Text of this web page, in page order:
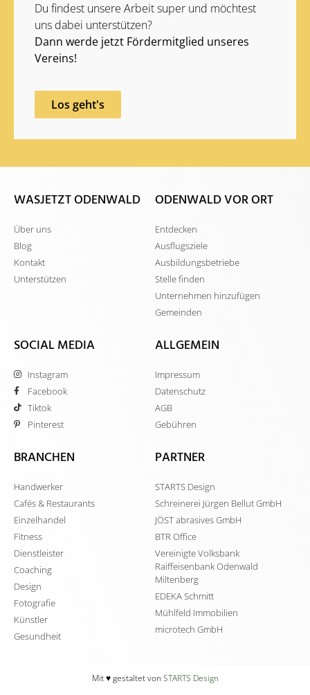
Du findest unsere Arbeit super und möchtest
uns dabei unterstützen?
Dann werde jetzt Fördermitglied unseres
Vereins!
Los geht's
WASJETZT ODENWALD
Über uns
Blog
Kontakt
Unterstützen
ODENWALD VOR ORT
Entdecken
Ausflugsziele
Ausbildungsbetriebe
Stelle finden
Unternehmen hinzufügen
Gemeinden
SOCIAL MEDIA
Instagram
Facebook
Tiktok
Pinterest
ALLGEMEIN
Impressum
Datenschutz
AGB
Gebühren
BRANCHEN
Handwerker
Cafés & Restaurants
Einzelhandel
Fitness
Dienstleister
Coaching
Design
Fotografie
Künstler
Gesundheit
PARTNER
STARTS Design
Schreinerei Jürgen Bellut GmbH
JÖST abrasives GmbH
BTR Office
Vereinigte Volksbank
Raiffeisenbank Odenwald
Miltenberg
EDEKA Schmitt
Mühlfeld Immobilien
microtech GmbH
Mit ♥️ gestaltet von STARTS Design